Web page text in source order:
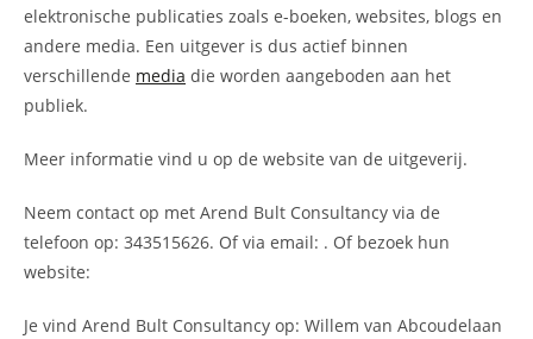
elektronische publicaties zoals e-boeken, websites, blogs en
andere media. Een uitgever is dus actief binnen
verschillende media die worden aangeboden aan het
publiek.
Meer informatie vind u op de website van de uitgeverij.
Neem contact op met Arend Bult Consultancy via de
telefoon op: 343515626. Of via email: . Of bezoek hun
website:
Je vind Arend Bult Consultancy op: Willem van Abcoudelaan